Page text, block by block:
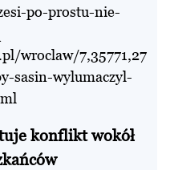
po-prostu-nie-
wroclaw/7,35771,27
sasin-wylumaczyl-
konflikt wokół